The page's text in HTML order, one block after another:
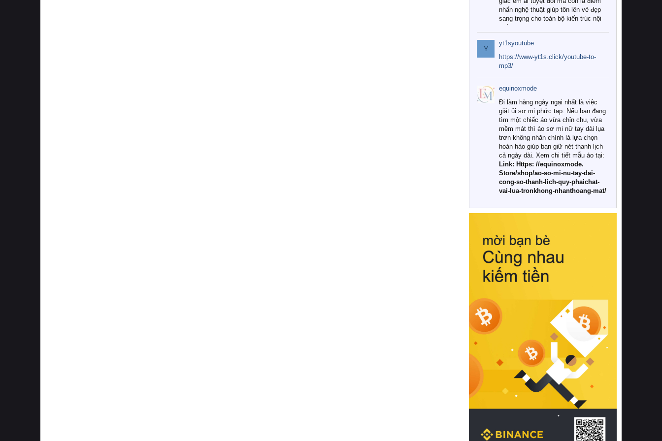
nhấn nghệ thuật giúp tôn lên vẻ đẹp
sang trọng cho toàn bộ kiến trúc nội
Tuy nhiên, giữa thị trường đa dạng
với vô vàn thương hiệu và mẫu mã
như hiện nay, làm thế nào để chọn
được những bộ chăn ga gối đệm cao
cấp thực sự chất lượng, phù hợp với
khí hậu và nhu cầu sử dụng của gia
đình? Hãy cùng chúng tôi đi tìm lời
giải đáp chi tiết qua bài viết dưới đây.
1. Tại sao các gia đình hiện đại lại ưa
chuộng chăn ga gối đệm cao cấp?
Khác với các dòng sản phẩm thông
thường, những bộ chăn ga gối đệm
cao cấp trải qua quy trình sản xuất
nghiêm ngặt từ khâu chọn lọc nguyên
liệu tự nhiên đến công nghệ dệt
nhuộm hiện đại không chứa hóa chất
này, bạn sẽ cảm nhận rõ rệt sự khác
hồi chuẩn xác của phần đệm nâng đỡ
cột sống.
Bên cạnh đó, việc lựa chọn các dòng
sản phẩm đạt chuẩn chất lượng quốc
tế còn giúp ngăn ngừa tình trạng kích
khuẩn và nấm mốc trong điều kiện
thời tiết nóng ẩm. Bạn có thể tìm hiểu
thêm các nghiên cứu khoa học về tác
động của giấc ngủ và môi trường
phòng ngủ đối với sức khỏe con
người tại Sleep Foundation (External
Link) để có cái nhìn toàn diện hơn.
2. Các tiêu chí vàng khi lựa chọn
chăn ga gối đệm cao cấp cho phòng
ngủ
Để sở hữu một bộ chăn ga gối đệm
cao cấp hoàn hảo cả về thẩm mỹ lẫn
công năng, người tiêu dùng cần cân
nhắc kỹ lưỡng các tiêu chí quan trọng
Y
yt1syoutube
https://www-yt1s.click/youtube-to-
mp3/
equinoxmode
Đi làm hàng ngày ngại nhất là việc
giặt ủi sơ mi phức tạp. Nếu bạn đang
tìm một chiếc áo vừa chỉn chu, vừa
mềm mát thì áo sơ mi nữ tay dài lụa
trơn không nhăn chính là lựa chọn
hoàn hảo giúp bạn giữ nét thanh lịch
cả ngày dài. Xem chi tiết mẫu áo tại:
Link: Https: //equinoxmode.
Store/shop/ao-so-mi-nu-tay-dai-
cong-so-thanh-lich-quy-phaichat-
vai-lua-tronkhong-nhanthoang-mat/